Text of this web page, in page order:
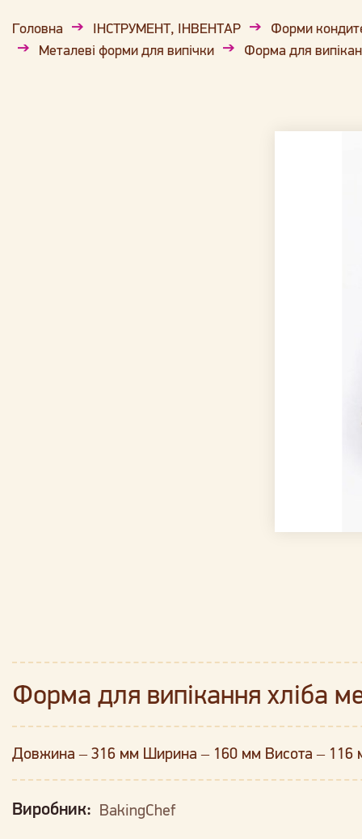
Головна ІНСТРУМЕНТ, ІНВЕНТАР
Форми
Металеві форми для випічки
Форма для
Форма для випікання хліба
Довжина – 316 мм Ширина – 160 мм Висота – 116
Виробник: BakingChef